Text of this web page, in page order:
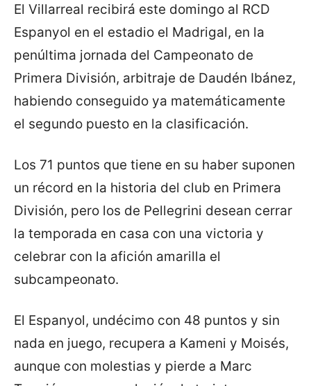
El Villarreal recibirá este domingo al RCD
Espanyol en el estadio el Madrigal, en la
penúltima jornada del Campeonato de
Primera División, arbitraje de Daudén Ibánez,
habiendo conseguido ya matemáticamente
el segundo puesto en la clasificación.
Los 71 puntos que tiene en su haber suponen
un récord en la historia del club en Primera
División, pero los de Pellegrini desean cerrar
la temporada en casa con una victoria y
celebrar con la afición amarilla el
subcampeonato.
El Espanyol, undécimo con 48 puntos y sin
nada en juego, recupera a Kameni y Moisés,
aunque con molestias y pierde a Marc